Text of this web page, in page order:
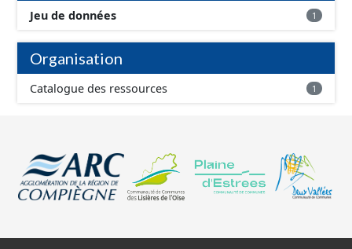
Jeu de données 1
Organisation
Catalogue des ressources 1